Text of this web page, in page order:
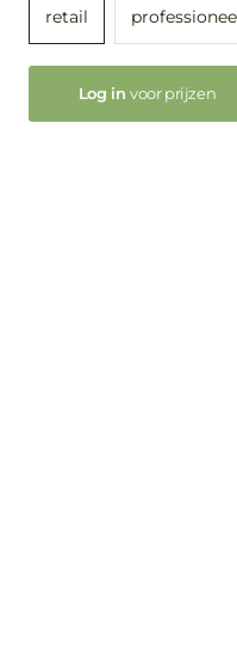
retail
Log in voor prijzen